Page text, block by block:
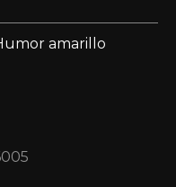
amarillo